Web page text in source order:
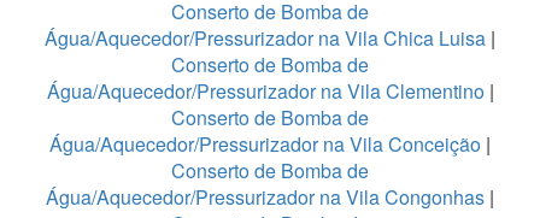
Conserto de Bomba de
Água/Aquecedor/Pressurizador na Vila Chica Luisa |
Conserto de Bomba de
Água/Aquecedor/Pressurizador na Vila Clementino|
Conserto de Bomba de
Água/Aquecedor/Pressurizador na Vila Conceição |
Conserto de Bomba de
Água/Aquecedor/Pressurizador na Vila Congonhas |